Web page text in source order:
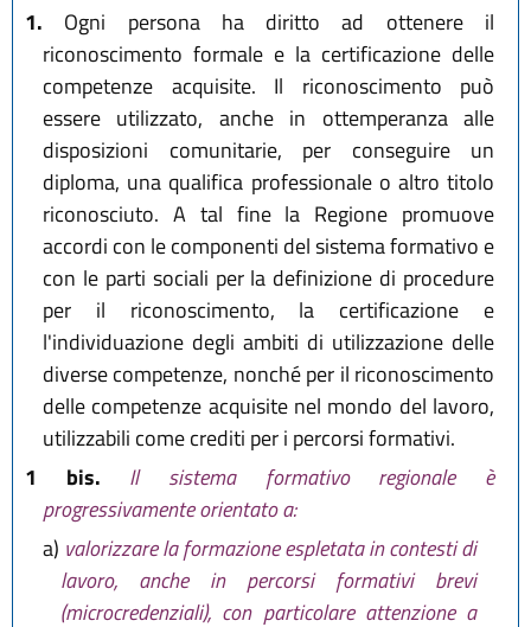
1. Ogni persona ha diritto ad ottenere il
riconoscimento formale e la certificazione delle
competenze acquisite. Il riconoscimento può
essere utilizzato, anche in ottemperanza alle
disposizioni comunitarie, per conseguire un
diploma, una qualifica professionale o altro titolo
riconosciuto. A tal fine la Regione promuove
accordi con le componenti del sistema formativo e
con le parti sociali per la definizione di procedure
per il riconoscimento, la certificazione e
l'individuazione degli ambiti di utilizzazione delle
diverse competenze, nonché per il riconoscimento
delle competenze acquisite nel mondo del lavoro,
utilizzabili come crediti per i percorsi formativi.
1 bis.
Il sistema formativo regionale è
progressivamente orientato a:
a) valorizzare la formazione espletata in contesti di
lavoro, anche in percorsi formativi brevi
(microcredenziali), con particolare attenzione a